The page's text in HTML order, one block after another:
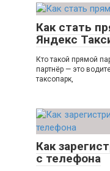
Как стать
Яндекс
Кто такой прямой
партнёр — это
таксопарк,
Как
с телефона